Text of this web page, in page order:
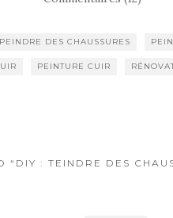
PEINDRE DES CHAUSSURES
PEINTURE CUIR
“DIY : TEINDRE DES